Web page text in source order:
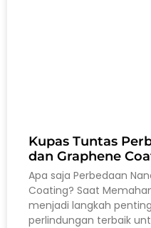
Kupas Tuntas
dan Graphene
Apa saja Perbedaan
Coating? Saat
menjadi langkah
perlindungan terbaik